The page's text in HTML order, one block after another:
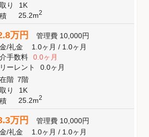
り
1K
25.2m2
万円 管理費 10,000円
/礼金 1.0ヶ月/ 1.0ヶ月
手数料
0.0ヶ月
ーレント
0.0ヶ月
階 7階
り
1K
25.2m2
万円 管理費 10,000円
/礼金 1.0ヶ月/ 1.0ヶ月